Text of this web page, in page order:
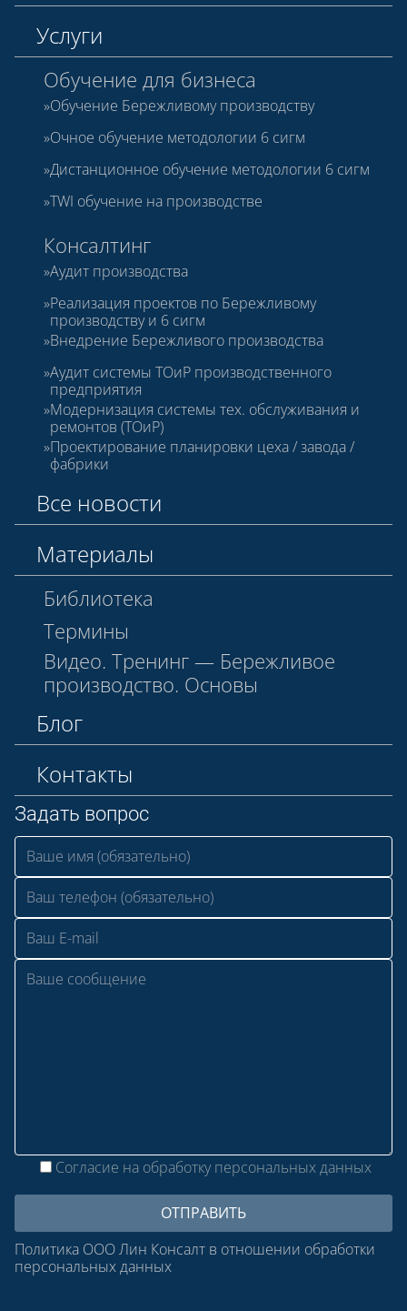
Услуги
Обучение для бизнеса
Обучение Бережливому производству
Очное обучение методологии 6 сигм
Дистанционное обучение методологии 6 сигм
TWI обучение на производстве
Консалтинг
Аудит производства
Реализация проектов по Бережливому
производству и 6 сигм
Внедрение Бережливого производства
Аудит системы ТОиР производственного
предприятия
Модернизация системы тех. обслуживания и
ремонтов (ТОиР)
Проектирование планировки цеха / завода /
фабрики
Все новости
Материалы
Библиотека
Термины
Видео. Тренинг — Бережливое
производство. Основы
Блог
Контакты
Задать вопрос
Согласие на обработку персональных данных
Политика ООО Лин Консалт в отношении обработки
персональных данных